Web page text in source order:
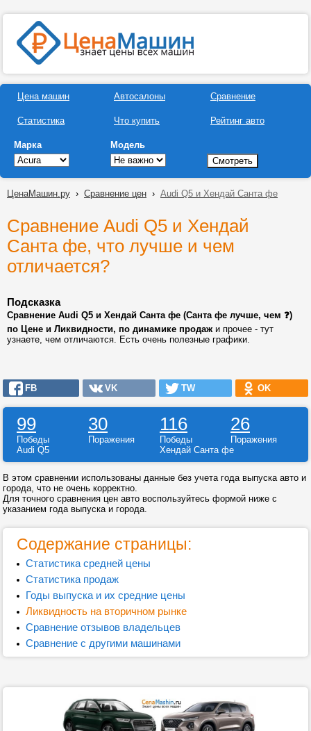
Цена машин
Статистика
Автосалоны
Что купить
Сравнение
Рейтинг авто
Марка Модель
ЦенаМашин.ру › Сравнение цен › Audi Q5 и Хендай Санта фе
Сравнение Audi Q5 и Хендай
Санта фе, что лучше и чем
отличается?
Подсказка
Сравнение Audi Q5 и Хендай Санта фе (Санта фе лучше, чем ❓)
по Цене и Ликвидности, по динамике продажи прочее - тут
узнаете, чем отличаются. Есть очень полезные графики.
FB VK TW OK
99 30 116 26
Победы Поражения Победы
Поражения
Audi Q5
Хендай Санта фе
В этом сравнении использованы данные без учета года выпуска авто и
города, что не очень корректно.
Для точного сравнения цен авто воспользуйтесь формой ниже с
указанием года выпуска и города.
Содержание страницы:
Статистика средней цены
Статистика продаж
Годы выпуска и их средние цены
Ликвидность на вторичном рынке
Сравнение отзывов владельцев
Сравнение с другими машинами